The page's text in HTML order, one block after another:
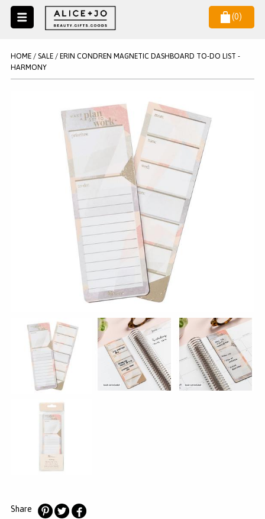
(0)
SALE
MAKE UP ACCESSOIRES
REGISTREREN
HELP
KLANTENSERVICE
HOME/ SALE/ ERIN CONDREN MAGNETIC DASHBOARD TO-DO LIST -
HARMONY
Share
NIEUWSBRIEF
Wil je als eerste op de hoogste zijn van het laatste nieuws en
AANMELDEN